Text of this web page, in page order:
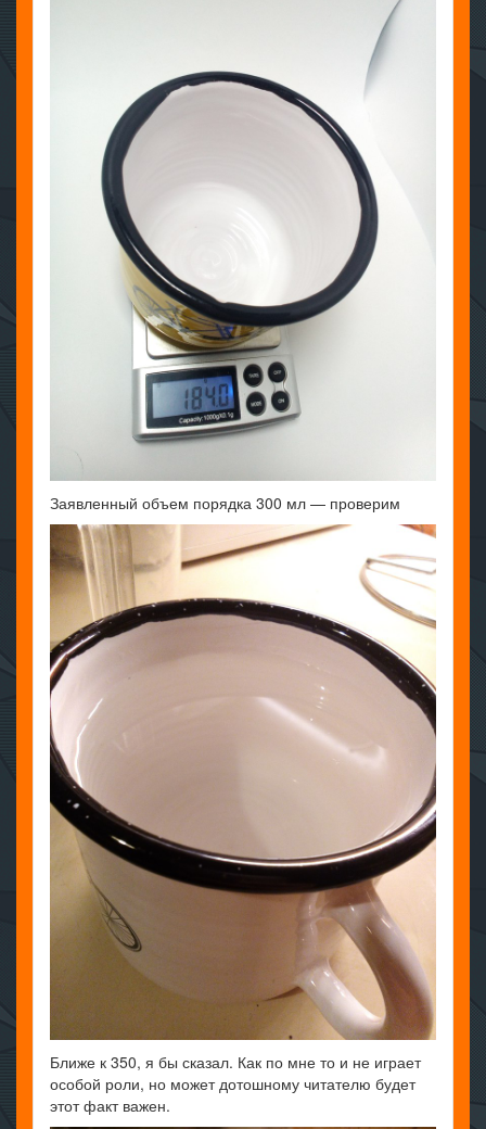
Заявленный объем порядка 300 мл — проверим
Ближе к 350, я бы сказал. Как по мне то и не играет
особой роли, но может дотошному читателю будет
этот факт важен.